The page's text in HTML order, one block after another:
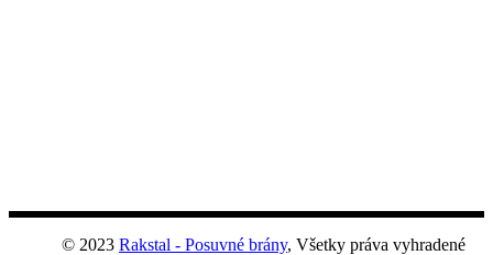
© 2023 Rakstal - Posuvné brány, Všetky práva vyhradené